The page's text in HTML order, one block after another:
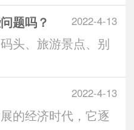
2022-4-13
题吗？
头、旅游景点、别
2022-4-13
的经济时代，它逐